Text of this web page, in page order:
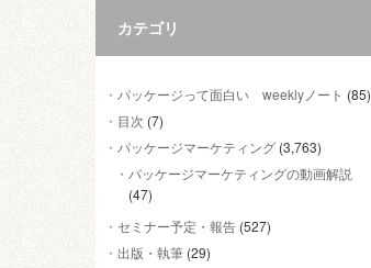
カテゴリ
パッケージって面白い weeklyノート (85)
目次 (7)
パッケージマーケティング (3,763)
パッケージマーケティングの動画解説
(47)
セミナー予定・報告 (527)
出版・執筆 (29)